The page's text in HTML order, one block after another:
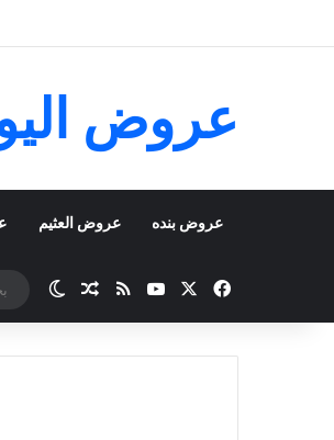
عروض
عروض بنده عروض العثيم
فيسبوك ‫YouTubeملخص الموقع RSS
مقالالوضع